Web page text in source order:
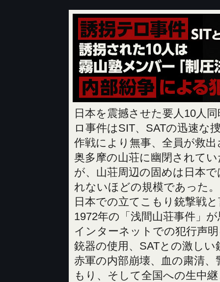
日本を震撼させた要人10人
ロ事件はSIT、SATの迅速な
作戦により無事、全員が救
奥多摩の山荘に幽閉されて
が、山荘周辺の固めは日本
れないほどの規模であった。
日本での立てこもり銃撃戦
1972年の「浅間山荘事件」
インターネットでの犯行声
銃器の使用、SATとの激し
赤軍の内部崩壊、血の粛清
もり、そして全国への生中